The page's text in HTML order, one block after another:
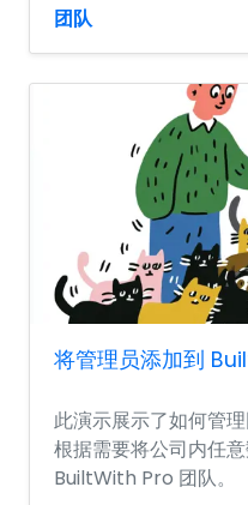
团队
将管理员添加到
此演示展示了如何管
根据需要将公司内任
BuiltWith Pro 团队。